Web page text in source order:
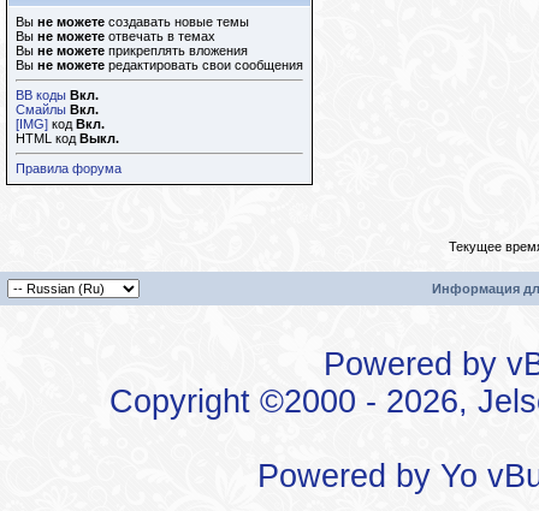
Вы не можете создавать новые темы
Вы не можете отвечать в темах
Вы не можете прикреплять вложения
Вы не можете редактировать свои сообщения
BB коды Вкл.
Смайлы Вкл.
[IMG] код Вкл.
HTML код Выкл.
Правила форума
Текущее
Информация
Powered by
Copyright ©2000 - 2026,
Powered by Yo